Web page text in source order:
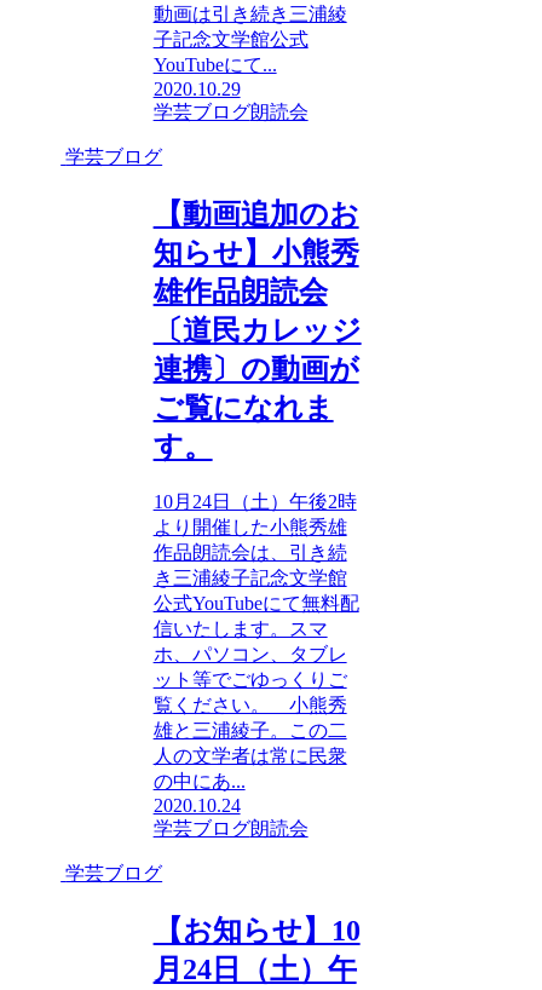
動画は引き続き三浦綾
子記念文学館公式
YouTubeにて...
2020.10.29
学芸ブログ朗読会
学芸ブログ
【動画追加のお
知らせ】小熊秀
雄作品朗読会
〔道民カレッジ
連携〕の動画が
ご覧になれま
す。
10月24日（土）午後2時
より開催した小熊秀雄
作品朗読会は、引き続
き三浦綾子記念文学館
公式YouTubeにて無料配
信いたします。スマ
ホ、パソコン、タブレ
ット等でごゆっくりご
覧ください。 小熊秀
雄と三浦綾子。この二
人の文学者は常に民衆
の中にあ...
2020.10.24
学芸ブログ朗読会
学芸ブログ
【お知らせ】10
月24日（土）午